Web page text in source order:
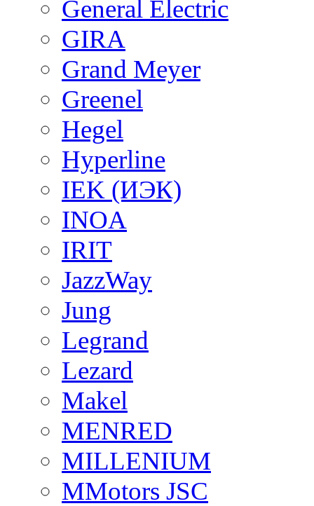
General Electric
GIRA
Grand Meyer
Greenel
Hegel
Hyperline
IEK (ИЭК)
INOA
IRIT
JazzWay
Jung
Legrand
Lezard
Makel
MENRED
MILLENIUM
MMotors JSC